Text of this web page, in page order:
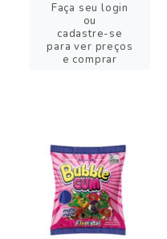
Faça seu login
ou
cadastre-se
para ver preços
e comprar